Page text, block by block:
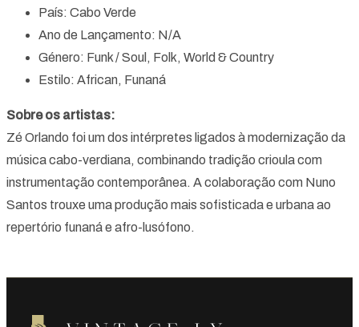
País: Cabo Verde
Ano de Lançamento: N/A
Género: Funk / Soul, Folk, World & Country
Estilo: African, Funaná
Sobre os artistas:
Zé Orlando foi um dos intérpretes ligados à modernização da
música cabo-verdiana, combinando tradição crioula com
instrumentação contemporânea. A colaboração com Nuno
Santos trouxe uma produção mais sofisticada e urbana ao
repertório funaná e afro-lusófono.